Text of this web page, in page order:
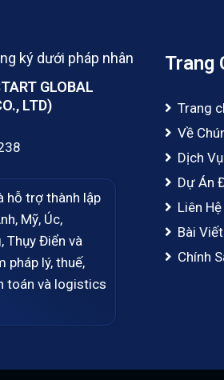
ký dưới pháp nhân
GLOBAL
LTD)
hỗ trợ thành lập
Mỹ, Úc,
Thụy Điển và
pháp lý, thuế,
toán và logistics
Trang
Trang
Về
Dịch Vụ
Dự Án
Liên Hệ
Bài Viết
Chính